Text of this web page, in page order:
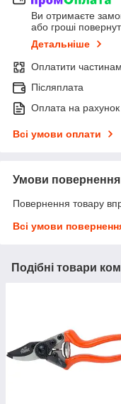
Ви отримаєте
або гроші
Детальніше
Оплатити
Післяплата
Оплата на рахунок
Всі умови оплати
Умови повернення
Повернення товару
Всі умови
Подібні товари